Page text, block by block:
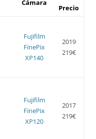
Cámara
Precio
Fujifilm
FinePix
XP140
2019
219€
Fujifilm
FinePix
XP120
2017
219€